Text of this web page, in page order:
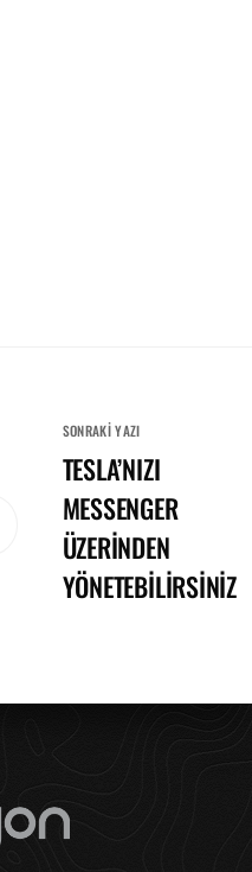
SONRAKI YAZI
TESLA’NIZI
MESSENGER
ÜZERINDEN
YÖNETEBILIRSINIZ